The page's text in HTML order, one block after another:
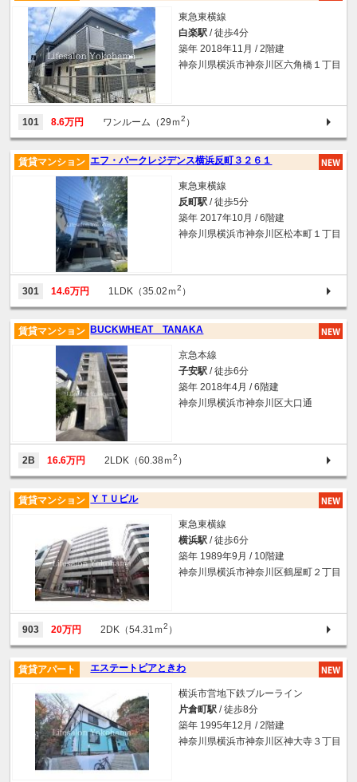
東急東横線
白楽駅 / 徒歩4分
築年 2018年11月 / 2階建
神奈川県横浜市神奈川区六角橋１丁目
101 8.6万円 ワンルーム（29ｍ2 ）
エフ・パークレジデンス横浜反町３２６１
賃貸マンション
東急東横線
反町駅 / 徒歩5分
築年 2017年10月 / 6階建
神奈川県横浜市神奈川区松本町１丁目
301 14.6万円 1LDK（35.02ｍ2 ）
BUCKWHEAT TANAKA
賃貸マンション
京急本線
子安駅 / 徒歩6分
築年 2018年4月 / 6階建
神奈川県横浜市神奈川区大口通
2B 16.6万円 2LDK（60.38ｍ2 ）
ＹＴＵビル
賃貸マンション
東急東横線
横浜駅 / 徒歩6分
築年 1989年9月 / 10階建
神奈川県横浜市神奈川区鶴屋町２丁目
903 20万円 2DK（54.31ｍ2 ）
エステートピアときわ
賃貸アパート
横浜市営地下鉄ブルーライン
片倉町駅 / 徒歩8分
築年 1995年12月 / 2階建
神奈川県横浜市神奈川区神大寺３丁目